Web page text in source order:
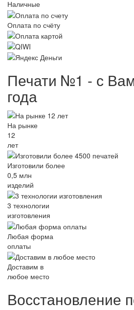
Наличные
Оплата по счёту
Печати №1 - с
года
На рынке
12
лет
Изготовили более
0,5 млн
изделий
3 технологии
изготовления
Любая форма
оплаты
Доставим в
любое место
Восстановление